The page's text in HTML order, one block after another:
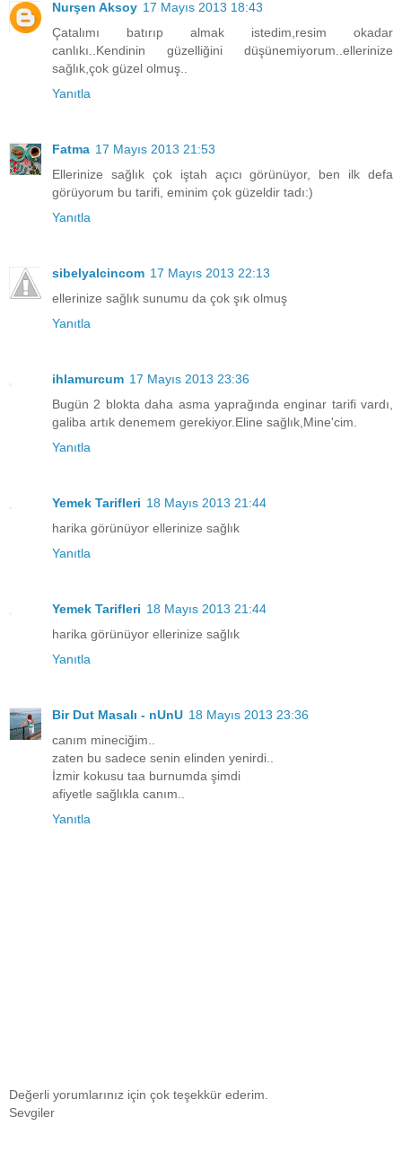
Nurşen Aksoy 17 Mayıs 2013 18:43
Çatalımı batırıp almak istedim,resim okadar
canlıkı..Kendinin güzelliğini düşünemiyorum..ellerinize
sağlık,çok güzel olmuş..
Yanıtla
Fatma 17 Mayıs 2013 21:53
Ellerinize sağlık çok iştah açıcı görünüyor, ben ilk defa
görüyorum bu tarifi, eminim çok güzeldir tadı:)
Yanıtla
sibelyalcincom 17 Mayıs 2013 22:13
ellerinize sağlık sunumu da çok şık olmuş
Yanıtla
ihlamurcum 17 Mayıs 2013 23:36
Bugün 2 blokta daha asma yaprağında enginar tarifi vardı,
galiba artık denemem gerekiyor.Eline sağlık,Mine'cim.
Yanıtla
Yemek Tarifleri 18 Mayıs 2013 21:44
harika görünüyor ellerinize sağlık
Yanıtla
Yemek Tarifleri 18 Mayıs 2013 21:44
harika görünüyor ellerinize sağlık
Yanıtla
Bir Dut Masalı - nUnU 18 Mayıs 2013 23:36
canım mineciğim..
zaten bu sadece senin elinden yenirdi..
İzmir kokusu taa burnumda şimdi
afiyetle sağlıkla canım..
Yanıtla
Değerli yorumlarınız için çok teşekkür ederim.
Sevgiler